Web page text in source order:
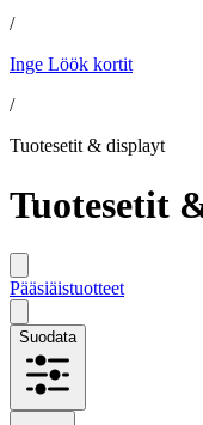
/
Inge Löök kortit
/
Tuotesetit & displayt
Tuotesetit
Pääsiäistuotteet
Suodata